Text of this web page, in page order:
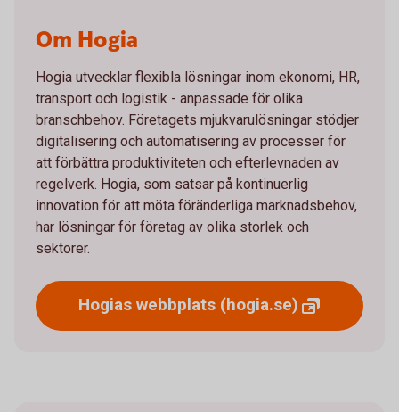
Om Hogia
Hogia utvecklar flexibla lösningar inom ekonomi, HR,
transport och logistik - anpassade för olika
branschbehov. Företagets mjukvarulösningar stödjer
digitalisering och automatisering av processer för
att förbättra produktiviteten och efterlevnaden av
regelverk. Hogia, som satsar på kontinuerlig
innovation för att möta föränderliga marknadsbehov,
har lösningar för företag av olika storlek och
sektorer.
Hogias webbplats (hogia.se)